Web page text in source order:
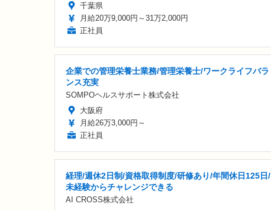
千葉県
月給20万9,000円～31万2,000円
正社員
企業での管理栄養士業務/管理栄養士/ワークライフバラ
ンス充実
SOMPOヘルスサポート株式会社
大阪府
月給26万3,000円～
正社員
経理/週休2日制/資格取得制度/研修あり/年間休日125日/
未経験からチャレンジできる
AI CROSS株式会社